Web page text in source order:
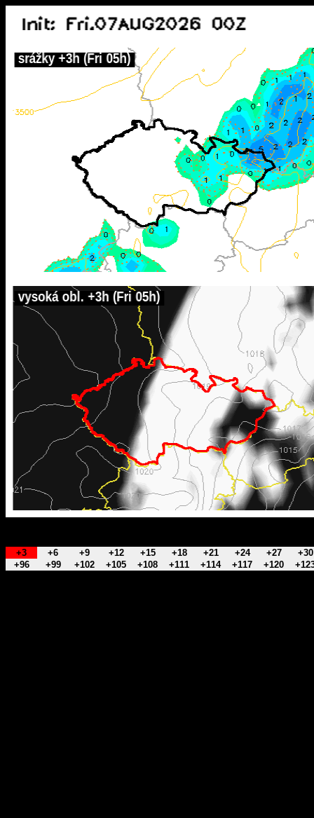
+3 +6 +9 +12 +15 +18 +21 +24 +27
+30
+96
+99 +102 +105 +108 +111 +114 +117 +120